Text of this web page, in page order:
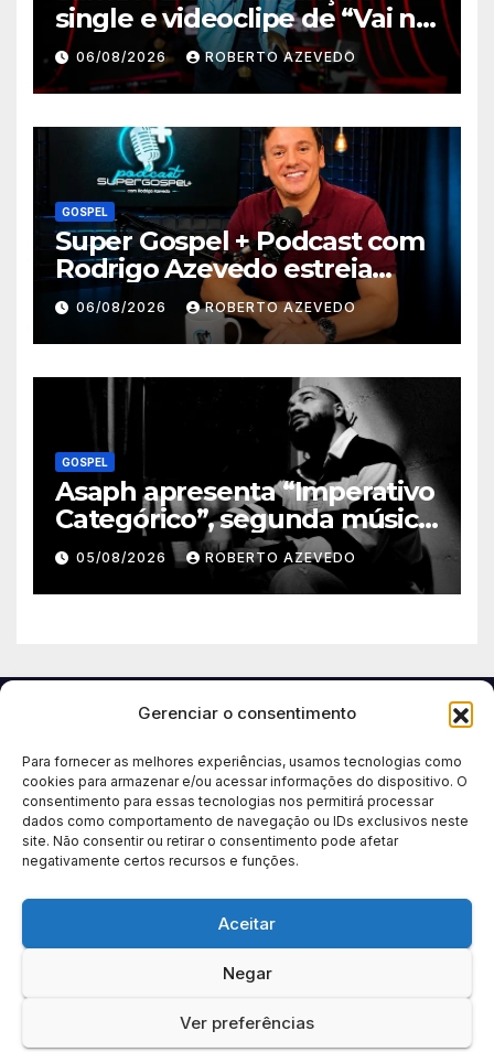
Gerenciar o consentimento
Para fornecer as melhores experiências, usamos tecnologias como
cookies para armazenar e/ou acessar informações do dispositivo. O
consentimento para essas tecnologias nos permitirá processar
dados como comportamento de navegação ou IDs exclusivos neste
site. Não consentir ou retirar o consentimento pode afetar
negativamente certos recursos e funções.
Aceitar
Negar
Ver preferências
single e videoclipe de “Vai na
Marcha”
06/08/2026 ROBERTO AZEVEDO
GOSPEL
Super Gospel + Podcast com
Rodrigo Azevedo estreia
nova temporada e reúne
grandes nomes da música
gospel brasileira
06/08/2026 ROBERTO AZEVEDO
GOSPEL
Asaph apresenta “Imperativo
Categórico”, segunda música
de trabalho de seu novo
álbum pela Onimusic
05/08/2026 ROBERTO AZEVEDO